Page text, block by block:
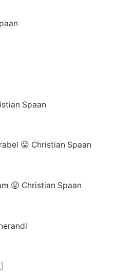
Spaan
😛 Christian Spaan
😛 Christian Spaan